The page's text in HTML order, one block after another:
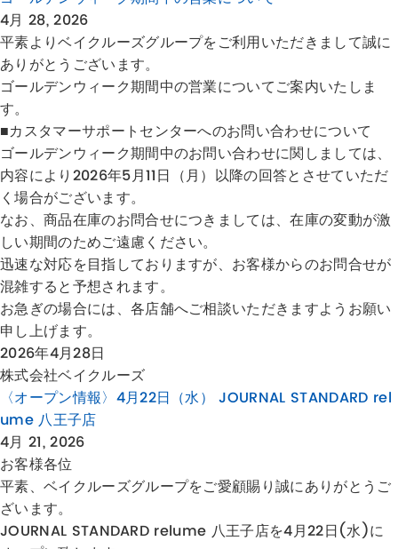
4月 28, 2026
平素よりベイクルーズグループをご利用いただきまして誠に
ありがとうございます。
ゴールデンウィーク期間中の営業についてご案内いたしま
す。
■カスタマーサポートセンターへのお問い合わせについて
ゴールデンウィーク期間中のお問い合わせに関しましては、
内容により2026年5月11日（月）以降の回答とさせていただ
く場合がございます。
なお、商品在庫のお問合せにつきましては、在庫の変動が激
しい期間のためご遠慮ください。
迅速な対応を目指しておりますが、お客様からのお問合せが
混雑すると予想されます。
お急ぎの場合には、各店舗へご相談いただきますようお願い
申し上げます。
2026年4月28日
株式会社ベイクルーズ
〈オープン情報〉4月22日（水） JOURNAL STANDARD rel
ume 八王子店
4月 21, 2026
お客様各位
平素、ベイクルーズグループをご愛顧賜り誠にありがとうご
ざいます。
JOURNAL STANDARD relume 八王子店を4月22日(水)に